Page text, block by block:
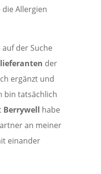
Allergien
der Suche
der
ergänzt und
bin tatsächlich
Berrywell habe
an meiner
einander